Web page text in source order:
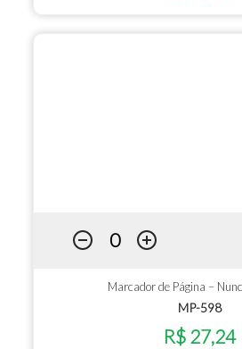
Marcador de Página –
MP-598
R$ 27,24